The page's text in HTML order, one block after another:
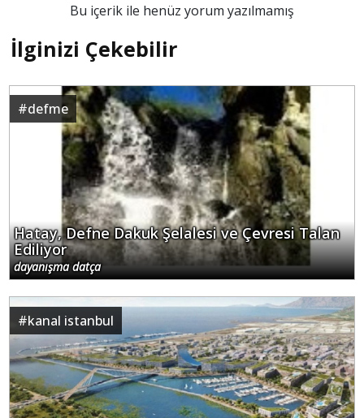
Bu içerik ile henüz yorum yazılmamış
İlginizi Çekebilir
#defme
Hatay, Defne Dakuk Şelalesi ve Çevresi Talan
Ediliyor
dayanışma datça
#kanal istanbul